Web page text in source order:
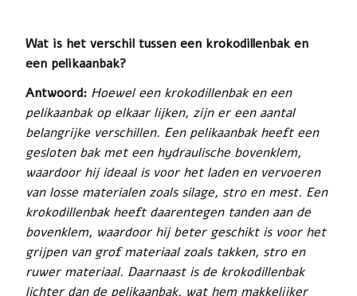
Wat is het verschil tussen een krokodillenbak en
een pelikaanbak?
Antwoord: Hoewel een krokodillenbak en een
pelikaanbak op elkaar lijken, zijn er een aantal
belangrijke verschillen. Een pelikaanbak heeft een
gesloten bak met een hydraulische bovenklem,
waardoor hij ideaal is voor het laden en vervoeren
van losse materialen zoals silage, stro en mest. Een
krokodillenbak heeft daarentegen tanden aan de
bovenklem, waardoor hij beter geschikt is voor het
grijpen van grof materiaal zoals takken, stro en
ruwer materiaal. Daarnaast is de krokodillenbak
lichter dan de pelikaanbak, wat hem makkelijker